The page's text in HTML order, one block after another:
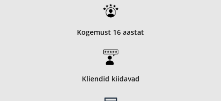
Kogemust 16 aastat
Kliendid kiidavad